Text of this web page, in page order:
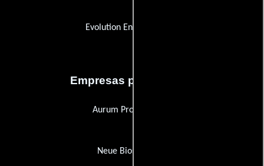
Evolution Entertainment
Empresas productoras
Aurum Producciones
Neue Bioskop Film